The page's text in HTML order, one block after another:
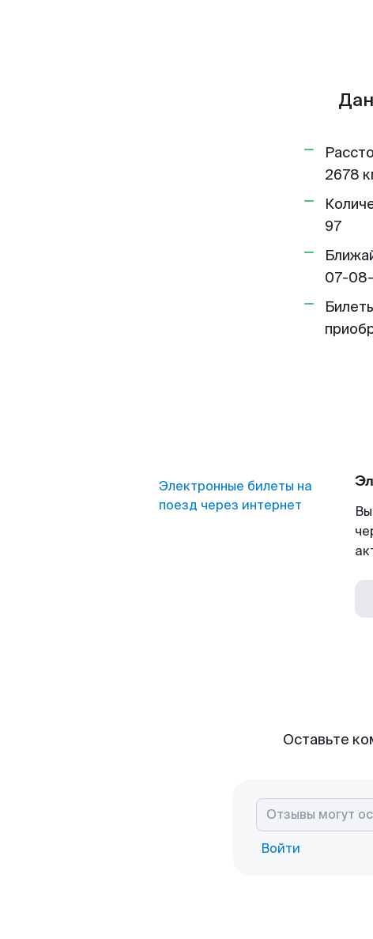
2678
97
07-
Электронные билеты на
поезд через интернет
Оставьте
Войти